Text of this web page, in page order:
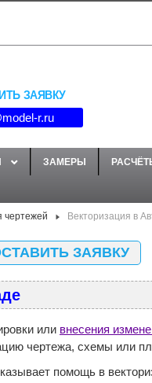
ЗАЯВКУ
r.ru
ЗАМЕРЫ
чертежей Векторизация в
ЗАЯВКУ
или внесения
чертежа, схемы или
помощь в